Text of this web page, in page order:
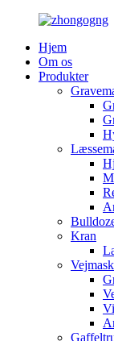
Hjem
Om os
Produkter
Kran